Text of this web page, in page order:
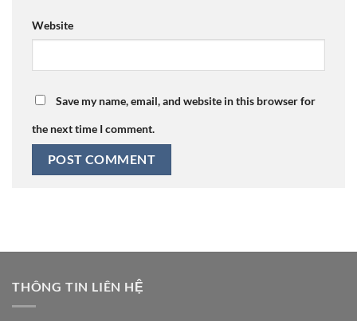
Website
Save my name, email, and website in this browser for
the next time I comment.
THÔNG TIN LIÊN HỆ